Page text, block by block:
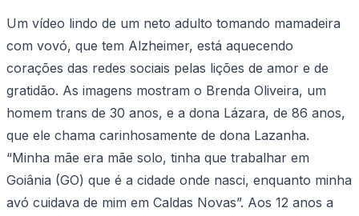
Um vídeo lindo de um neto adulto tomando mamadeira
com vovó, que tem Alzheimer, está aquecendo
corações das redes sociais pelas lições de amor e de
gratidão. As imagens mostram o Brenda Oliveira, um
homem trans de 30 anos, e a dona Lázara, de 86 anos,
que ele chama carinhosamente de dona Lazanha.
“Minha mãe era mãe solo, tinha que trabalhar em
Goiânia (GO) que é a cidade onde nasci, enquanto minha
avó cuidava de mim em Caldas Novas”. Aos 12 anos a